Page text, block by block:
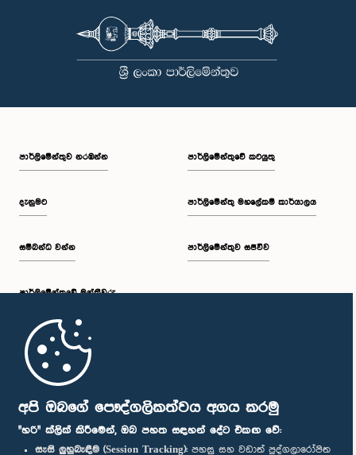
අපි ඔබගේ පෞද්ගලිකත්වය අගය කරමු
"හරි" ක්ලික් කිරීමෙන්, ඔබ පහත සඳහන් දේට එකඟ වේ:
සැසි ලුහුබැඳීම (Session Tracking): පහසු සහ වඩාත් පුද්ගලාරෝපිත
පාර්ලි‌මේන්තුව නරඹන්න
දැනුමට
සම්බන්ධ වන්න
පාර්ලි‌මේන්තුවේ මන්ත්‍රීවරු
මුල් පිටුව
පාර්ලිමේන්තුවේ කටයුතු
පාර්ලිමේන්තු මහලේකම් කාර්යාලය
පාර්ලිමේන්තුව සජීවීව
පාර්ලිමේන්තු ජංගම යෙදුම